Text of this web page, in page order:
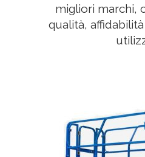
migliori marchi,
qualità,